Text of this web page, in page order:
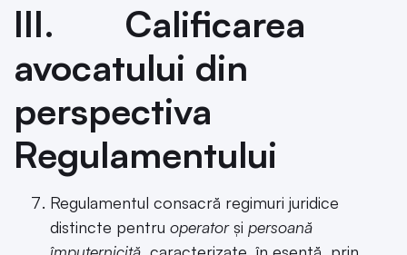
III. Calificarea
avocatului din
perspectiva
Regulamentului
Regulamentul consacră regimuri juridice
distincte pentru operatorși persoană